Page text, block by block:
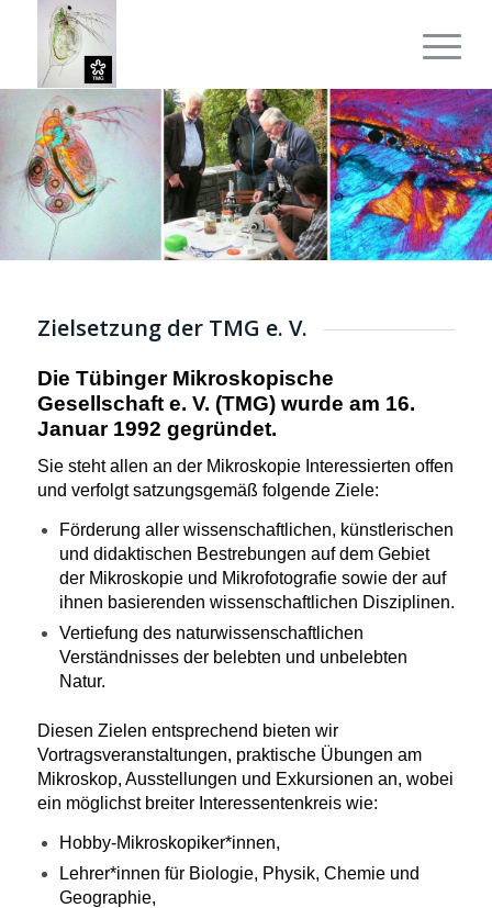
Zielsetzung der TMG e. V.
Die Tübinger Mikroskopische
Gesellschaft e. V. (TMG) wurde am 16.
Januar 1992 gegründet.
Sie steht allen an der Mikroskopie Interessierten offen
und verfolgt satzungsgemäß folgende Ziele:
Förderung aller wissenschaftlichen, künstlerischen
und didaktischen Bestrebungen auf dem Gebiet
der Mikroskopie und Mikrofotografie sowie der auf
ihnen basierenden wissenschaftlichen Disziplinen.
Vertiefung des naturwissenschaftlichen
Verständnisses der belebten und unbelebten
Natur.
Diesen Zielen entsprechend bieten wir
Vortragsveranstaltungen, praktische Übungen am
Mikroskop, Ausstellungen und Exkursionen an, wobei
ein möglichst breiter Interessentenkreis wie:
Hobby-Mikroskopiker*innen,
Lehrer*innen für Biologie, Physik, Chemie und
Geographie,